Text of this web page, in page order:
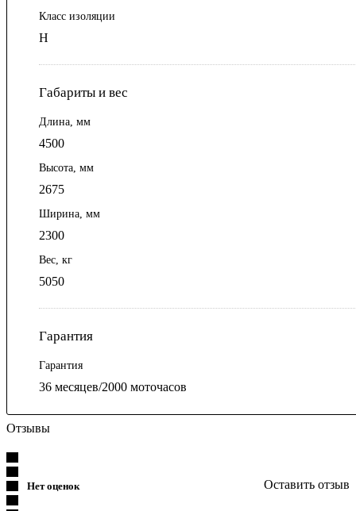
Класс изоляции
Н
Габариты и вес
Длина, мм
4500
Высота, мм
2675
Ширина, мм
2300
Вес, кг
5050
Гарантия
Гарантия
36 месяцев/2000 моточасов
Отзывы
Нет оценок Оставить отзыв